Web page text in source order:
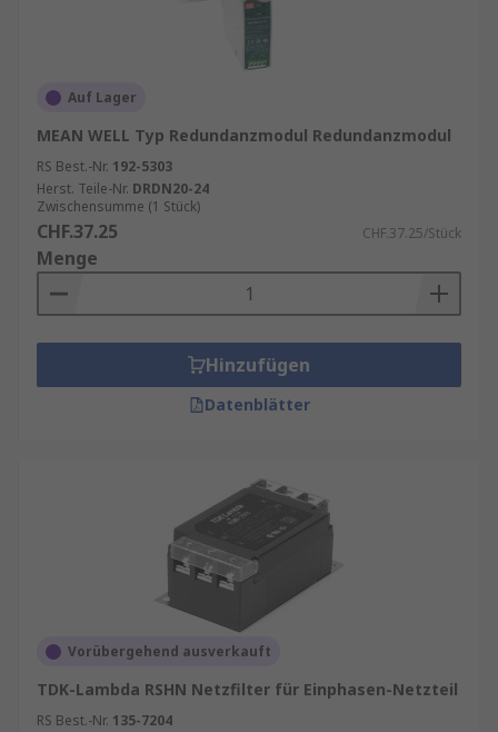
Auf Lager
MEAN WELL Typ Redundanzmodul Redundanzmodul
RS Best.-Nr. 192-5303
Herst. Teile-Nr. DRDN20-24
Zwischensumme (1 Stück)
CHF.37.25 CHF.37.25/Stück
Menge
Hinzufügen
Datenblätter
Vorübergehend ausverkauft
TDK-Lambda RSHN Netzfilter für Einphasen-Netzteil
RS Best.-Nr. 135-7204